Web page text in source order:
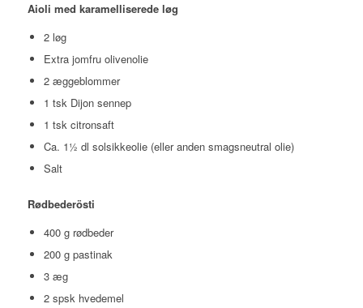
Aioli med karamelliserede løg
2 løg
Extra jomfru olivenolie
2 æggeblommer
1 tsk Dijon sennep
1 tsk citronsaft
Ca. 1½ dl solsikkeolie (eller anden smagsneutral olie)
Salt
Rødbederösti
400 g rødbeder
200 g pastinak
3 æg
2 spsk hvedemel